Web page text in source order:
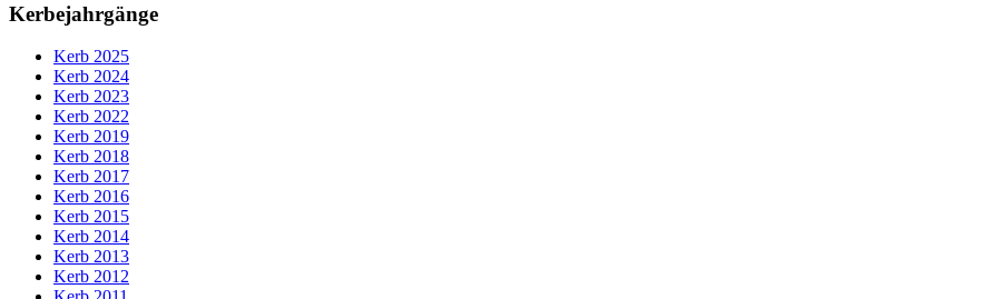
Kerbejahrgänge
Kerb 2025
Kerb 2024
Kerb 2023
Kerb 2022
Kerb 2019
Kerb 2018
Kerb 2017
Kerb 2016
Kerb 2015
Kerb 2014
Kerb 2013
Kerb 2012